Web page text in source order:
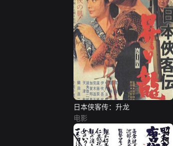
日本侠客传：升龙
电影